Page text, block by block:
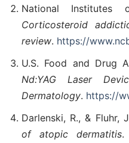
National Institutes
Corticosteroid
review. https://
U.S. Food and Drug
Nd:YAG Laser
Dermatology. https://
Darlenski, R., & Fluhr,
of atopic dermatitis